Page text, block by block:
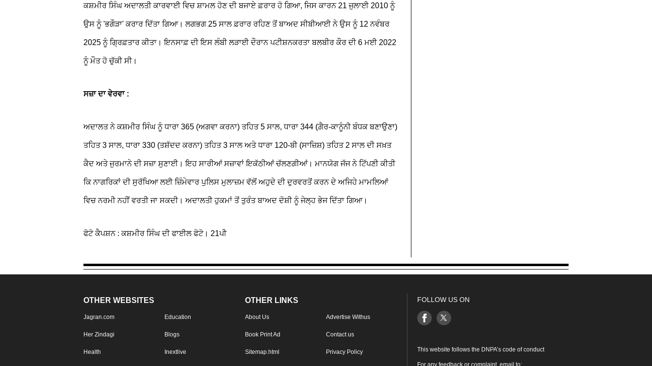
ਕਸ਼ਮੀਰ ਸਿੰਘ ਅਦਾਲਤੀ ਕਾਰਵਾਈ ਵਿਚ ਸ਼ਾਮਲ ਹੋਣ ਦੀ ਬਜਾਏ ਫ਼ਰਾਰ ਹੋ ਗਿਆ, ਜਿਸ ਕਾਰਨ 21 ਜੁਲਾਈ 2010 ਨੂੰ
ਉਸ ਨੂੰ 'ਭਗੌੜਾ' ਕਰਾਰ ਦਿੱਤਾ ਗਿਆ। ਲਗਭਗ 25 ਸਾਲ ਫ਼ਰਾਰ ਰਹਿਣ ਤੋਂ ਬਾਅਦ ਸੀਬੀਆਈ ਨੇ ਉਸ ਨੂੰ 12 ਨਵੰਬਰ
2025 ਨੂੰ ਗ੍ਰਿਫ਼ਤਾਰ ਕੀਤਾ। ਇਨਸਾਫ਼ ਦੀ ਇਸ ਲੰਬੀ ਲੜਾਈ ਦੌਰਾਨ ਪਟੀਸ਼ਨਕਰਤਾ ਬਲਬੀਰ ਕੌਰ ਦੀ 6 ਮਈ 2022
ਨੂੰ ਮੌਤ ਹੋ ਚੁੱਕੀ ਸੀ।
ਸਜ਼ਾ ਦਾ ਵੇਰਵਾ :
ਅਦਾਲਤ ਨੇ ਕਸ਼ਮੀਰ ਸਿੰਘ ਨੂੰ ਧਾਰਾ 365 (ਅਗਵਾ ਕਰਨਾ) ਤਹਿਤ 5 ਸਾਲ, ਧਾਰਾ 344 (ਗ਼ੈਰ-ਕਾਨੂੰਨੀ ਬੰਧਕ ਬਣਾਉਣਾ)
ਤਹਿਤ 3 ਸਾਲ, ਧਾਰਾ 330 (ਤਸ਼ੱਦਦ ਕਰਨਾ) ਤਹਿਤ 3 ਸਾਲ ਅਤੇ ਧਾਰਾ 120-ਬੀ (ਸਾਜ਼ਿਸ਼) ਤਹਿਤ 2 ਸਾਲ ਦੀ ਸਖ਼ਤ
ਕੈਦ ਅਤੇ ਜੁਰਮਾਨੇ ਦੀ ਸਜ਼ਾ ਸੁਣਾਈ। ਇਹ ਸਾਰੀਆਂ ਸਜ਼ਾਵਾਂ ਇਕੱਠੀਆਂ ਚੱਲਣਗੀਆਂ। ਮਾਨਯੋਗ ਜੱਜ ਨੇ ਟਿੱਪਣੀ ਕੀਤੀ
ਕਿ ਨਾਗਰਿਕਾਂ ਦੀ ਸੁਰੱਖਿਆ ਲਈ ਜ਼ਿੰਮੇਵਾਰ ਪੁਲਿਸ ਮੁਲਾਜ਼ਮ ਵੱਲੋਂ ਅਹੁਦੇ ਦੀ ਦੁਰਵਰਤੋਂ ਕਰਨ ਦੇ ਅਜਿਹੇ ਮਾਮਲਿਆਂ
ਵਿਚ ਨਰਮੀ ਨਹੀਂ ਵਰਤੀ ਜਾ ਸਕਦੀ। ਅਦਾਲਤੀ ਹੁਕਮਾਂ ਤੋਂ ਤੁਰੰਤ ਬਾਅਦ ਦੋਸ਼ੀ ਨੂੰ ਜੇਲ੍ਹ ਭੇਜ ਦਿੱਤਾ ਗਿਆ।
ਫੋਟੋ ਕੈਪਸ਼ਨ : ਕਸ਼ਮੀਰ ਸਿੰਘ ਦੀ ਫਾਈਲ ਫੋਟੋ। 21ਪੀ
OTHER WEBSITES
Jagran.com Education
Her Zindagi Blogs
Health Inextlive
OTHER LINKS
About Us Advertise Withus
Book Print Ad Contact us
Sitemap.html Privacy Policy
FOLLOW US ON
This website follows the DNPA’s code of conduct
For any feedback or complaint, email to: